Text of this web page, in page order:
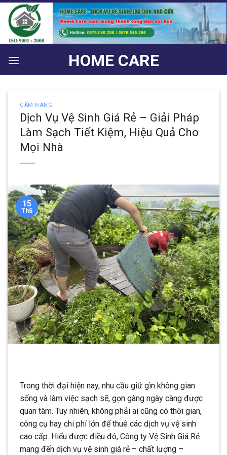
Bỏ
qua
nội
dung
HOME CARE
CẨM NANG
Dịch Vụ Vệ Sinh Giá Rẻ – Giải Pháp
Làm Sạch Tiết Kiệm, Hiệu Quả Cho
Mọi Nhà
15
Th5
Trong thời đại hiện nay, nhu cầu giữ gìn không gian
sống và làm việc sạch sẽ, gọn gàng ngày càng được
quan tâm. Tuy nhiên, không phải ai cũng có thời gian,
công cụ hay chi phí lớn để thuê các dịch vụ vệ sinh
cao cấp. Hiểu được điều đó, Công ty Vệ Sinh Giá Rẻ
mang đến dịch vụ vệ sinh giá rẻ – chất lượng –